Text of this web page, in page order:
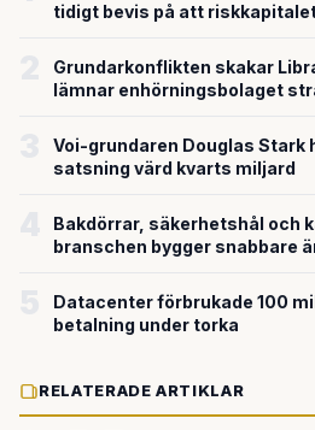
tidigt bevis på att
Grundarkonflikten skakar
lämnar enhörningsbolaget
Voi-grundaren Douglas Stark
satsning värd kvarts miljard
Bakdörrar, säkerhetshål och
branschen bygger snabbare
Datacenter förbrukade 100
betalning under torka
RELATERADE ARTIKLAR